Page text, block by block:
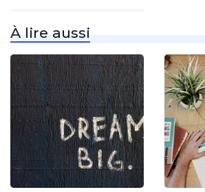
À lire aussi